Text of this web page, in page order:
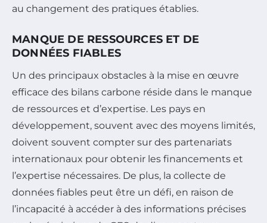
au changement des pratiques établies.
MANQUE DE RESSOURCES ET DE
DONNÉES FIABLES
Un des principaux obstacles à la mise en œuvre
efficace des bilans carbone réside dans le manque
de ressources et d’expertise. Les pays en
développement, souvent avec des moyens limités,
doivent souvent compter sur des partenariats
internationaux pour obtenir les financements et
l’expertise nécessaires. De plus, la collecte de
données fiables peut être un défi, en raison de
l’incapacité à accéder à des informations précises